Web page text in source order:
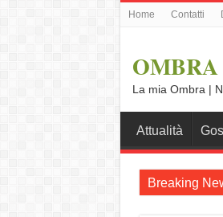
Home Contatti
OMBRA
La mia Ombra |
Attualità
Breaking